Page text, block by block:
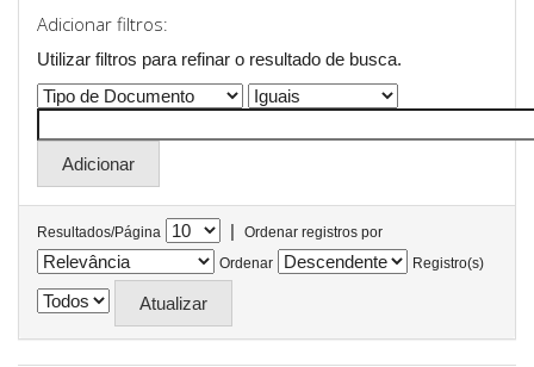
Adicionar filtros:
Utilizar filtros para refinar o resultado de busca.
Resultados/Página |
Ordenar registros por
Ordenar
Registro(s)